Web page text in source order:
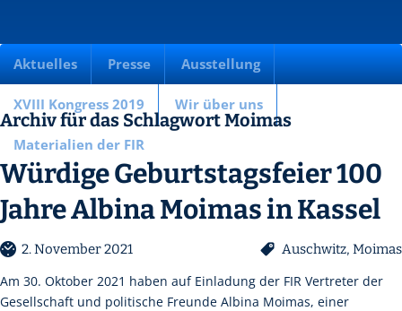
Aktuelles Presse Ausstellung
XVIII Kongress 2019 Wir über uns
Materialien der FIR
Archiv für das Schlagwort Moimas
Würdige Geburtstagsfeier 100
Jahre Albina Moimas in Kassel
2. November 2021 Auschwitz, Moimas
Am 30. Oktober 2021 haben auf Einladung der FIR Vertreter der
Gesellschaft und politische Freunde Albina Moimas, einer